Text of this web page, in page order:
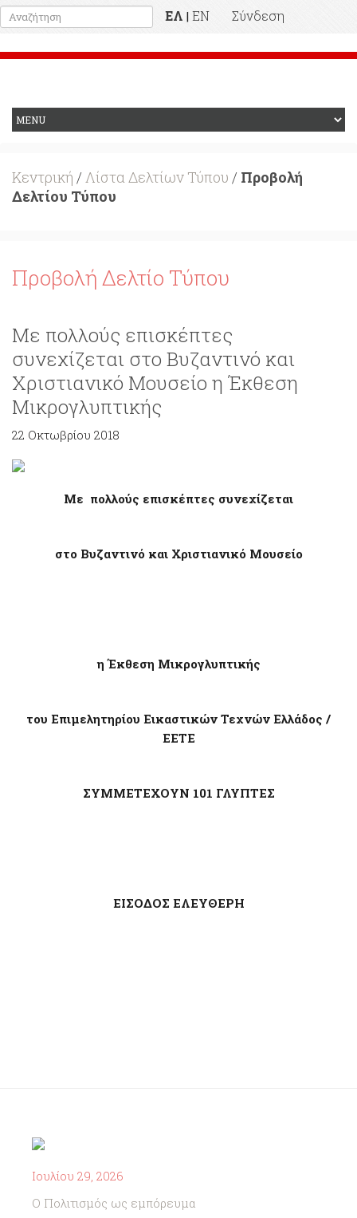
ΕΛ | EN
Σύνδεση
Κεντρική / Λίστα Δελτίων Τύπου / Προβολή
Δελτίου Τύπου
Προβολή Δελτίο Τύπου
Με πολλούς επισκέπτες
συνεχίζεται στο Βυζαντινό και
Χριστιανικό Μουσείο η Έκθεση
Μικρογλυπτικής
22 Οκτωβρίου 2018
Με πολλούς επισκέπτες συνεχίζεται
στο Βυζαντινό και Χριστιανικό Μουσείο
η Έκθεση Μικρογλυπτικής
του Επιμελητηρίου Εικαστικών Τεχνών Ελλάδος /
ΕΕΤΕ
ΣΥΜΜΕΤΕΧΟΥΝ 101 ΓΛΥΠΤΕΣ
ΕΙΣΟΔΟΣ ΕΛΕΥΘΕΡΗ
Ιουλίου 29, 2026
Ο Πολιτισμός ως εμπόρευμα